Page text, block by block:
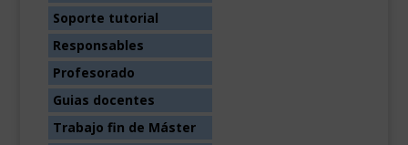
Soporte tutorial
Responsables
Profesorado
Guias docentes
Trabajo fin de Máster